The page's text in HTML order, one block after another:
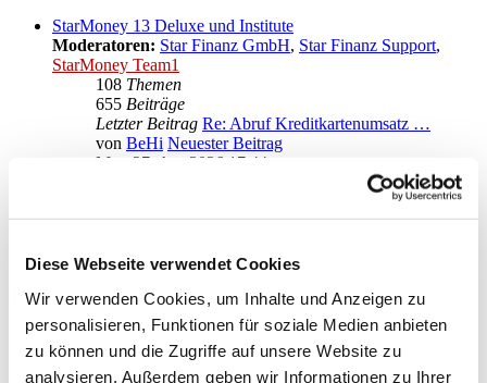
Diese Webseite verwendet Cookies
Wir verwenden Cookies, um Inhalte und Anzeigen zu
personalisieren, Funktionen für soziale Medien anbieten
zu können und die Zugriffe auf unsere Website zu
analysieren. Außerdem geben wir Informationen zu Ihrer
StarMoney 13 Deluxe und Institute
Moderatoren: Star Finanz GmbH, Star Finanz Support,
StarMoney Team1
108 Themen
655 Beiträge
Letzter Beitrag Re: Abruf Kreditkartenumsatz …
von BeHi Neuester Beitrag
Mo., 27. Apr 2026 17:44
Anregungen und Wünsche zu StarMoney 13 Deluxe
Moderatoren: Star Finanz GmbH,Star Finanz Support,
Gehe zu
Star Finanz GmbH
↳ Ankündigungen der Star Finanz GmbH
↳ Inhalte OnlineUpdates (Produktaktualisierungen)